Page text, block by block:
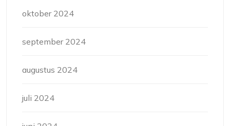
oktober 2024
september 2024
augustus 2024
juli 2024